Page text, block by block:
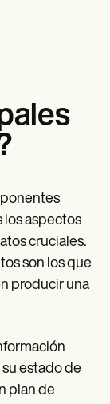
los aspectos
cruciales.
son los que
producir una
estado de
plan de